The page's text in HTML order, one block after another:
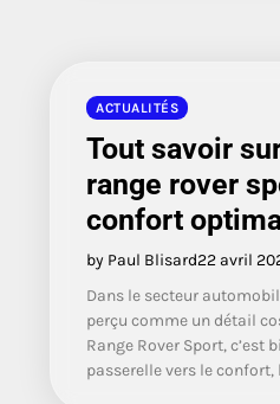
ACTUALITÉS
Tout savoir
range rover
confort
by Paul Blisard22 avril
Dans le secteur
perçu comme un détail
Range Rover Sport, c’est
passerelle vers le confort,